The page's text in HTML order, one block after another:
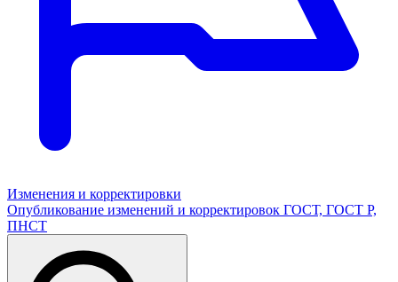
Изменения и корректировки
Опубликование изменений и корректировок ГОСТ, ГОСТ Р,
ПНСТ